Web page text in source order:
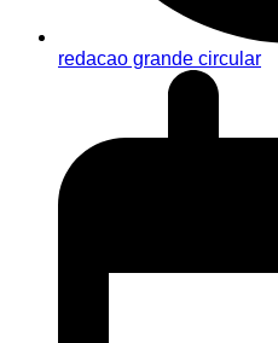
redacao grande circular